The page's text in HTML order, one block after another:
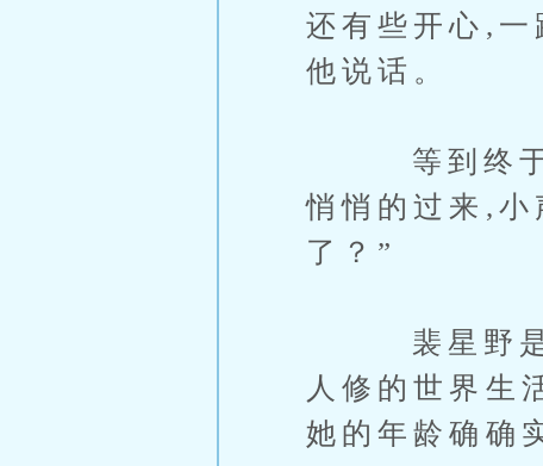
还有些开心,一
他说话。
等到终于空
悄悄的过来,小
了？”
裴星野是按
人修的世界生
她的年龄确确